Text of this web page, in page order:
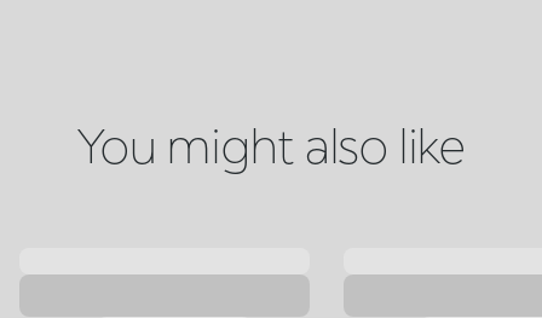
You might also like